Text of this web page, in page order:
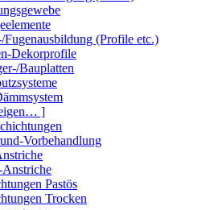
Fugenausbildung (Profile etc.)
Dekorprofile
Bauplatten
]
Vorbehandlung
Anstriche
Pastös
Trocken